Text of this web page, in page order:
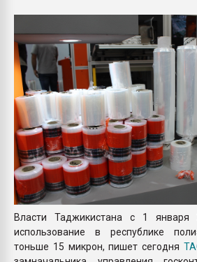
Власти Таджикистана с 1 января
использование в республике
тоньше 15 микрон, пишет сегодня